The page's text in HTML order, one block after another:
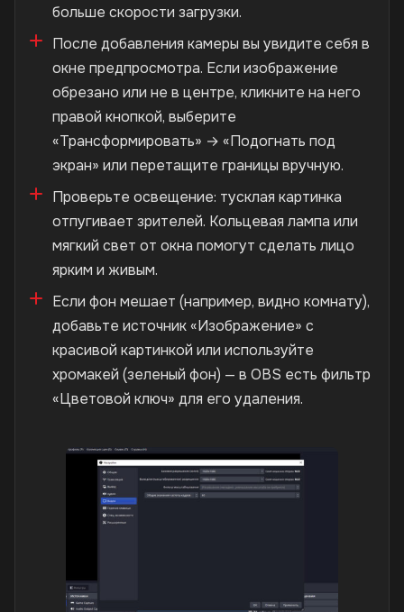
больше скорости загрузки.
После добавления камеры вы увидите себя в
окне предпросмотра. Если изображение
обрезано или не в центре, кликните на него
правой кнопкой, выберите
«Трансформировать» → «Подогнать под
экран» или перетащите границы вручную.
Проверьте освещение: тусклая картинка
отпугивает зрителей. Кольцевая лампа или
мягкий свет от окна помогут сделать лицо
ярким и живым.
Если фон мешает (например, видно комнату),
добавьте источник «Изображение» с
красивой картинкой или используйте
хромакей (зеленый фон) — в OBS есть фильтр
«Цветовой ключ» для его удаления.